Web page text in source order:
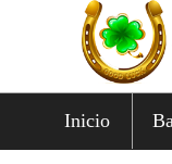
Inicio